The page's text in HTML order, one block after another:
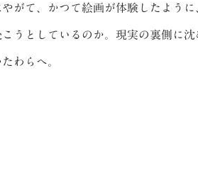
がて、かつて絵画が体験したよう
うとしているのか。現実の裏側に
わらへ。